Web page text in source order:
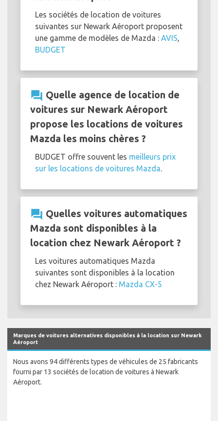
Les sociétés de location de voitures
suivantes sur Newark Aéroport proposent
une gamme de modèles de Mazda : AVIS,
BUDGET
question_answer Quelle agence de location de
voitures sur Newark Aéroport
propose les locations de voitures
Mazda les moins chères ?
BUDGET offre souvent les meilleurs prix
sur les locations de voitures Mazda.
question_answer Quelles voitures automatiques
Mazda sont disponibles à la
location chez Newark Aéroport ?
Les voitures automatiques Mazda
suivantes sont disponibles à la location
chez Newark Aéroport : Mazda CX-5
Marques de voitures alternatives disponibles à la location sur Newark
Aéroport
Nous avons 94 différents types de véhicules de 25 fabricants
fourni par 13 sociétés de location de voitures à Newark
Aéroport.